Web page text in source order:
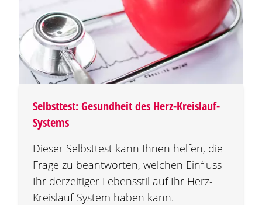
Selbsttest: Gesundheit des Herz-Kreislauf-
Systems
Dieser Selbsttest kann Ihnen helfen, die
Frage zu beantworten, welchen Einfluss
Ihr derzeitiger Lebensstil auf Ihr Herz-
Kreislauf-System haben kann.